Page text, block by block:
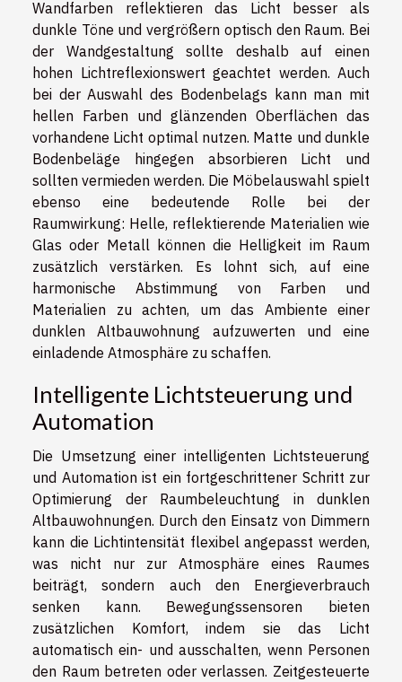
Wandfarben reflektieren das Licht besser als
dunkle Töne und vergrößern optisch den Raum. Bei
der Wandgestaltung sollte deshalb auf einen
hohen Lichtreflexionswert geachtet werden. Auch
bei der Auswahl des Bodenbelags kann man mit
hellen Farben und glänzenden Oberflächen das
vorhandene Licht optimal nutzen. Matte und dunkle
Bodenbeläge hingegen absorbieren Licht und
sollten vermieden werden. Die Möbelauswahl spielt
ebenso eine bedeutende Rolle bei der
Raumwirkung: Helle, reflektierende Materialien wie
Glas oder Metall können die Helligkeit im Raum
zusätzlich verstärken. Es lohnt sich, auf eine
harmonische Abstimmung von Farben und
Materialien zu achten, um das Ambiente einer
dunklen Altbauwohnung aufzuwerten und eine
einladende Atmosphäre zu schaffen.
Intelligente Lichtsteuerung und
Automation
Die Umsetzung einer intelligenten Lichtsteuerung
und Automation ist ein fortgeschrittener Schritt zur
Optimierung der Raumbeleuchtung in dunklen
Altbauwohnungen. Durch den Einsatz von Dimmern
kann die Lichtintensität flexibel angepasst werden,
was nicht nur zur Atmosphäre eines Raumes
beiträgt, sondern auch den Energieverbrauch
senken kann. Bewegungssensoren bieten
zusätzlichen Komfort, indem sie das Licht
automatisch ein- und ausschalten, wenn Personen
den Raum betreten oder verlassen. Zeitgesteuerte